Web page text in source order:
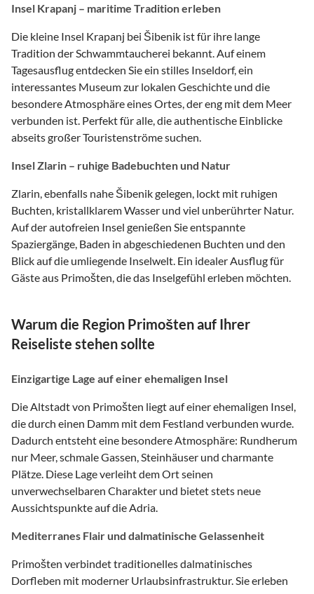
Insel Krapanj – maritime Tradition erleben
Die kleine Insel Krapanj bei Šibenik ist für ihre lange
Tradition der Schwammtaucherei bekannt. Auf einem
Tagesausflug entdecken Sie ein stilles Inseldorf, ein
interessantes Museum zur lokalen Geschichte und die
besondere Atmosphäre eines Ortes, der eng mit dem Meer
verbunden ist. Perfekt für alle, die authentische Einblicke
abseits großer Touristenströme suchen.
Insel Zlarin – ruhige Badebuchten und Natur
Zlarin, ebenfalls nahe Šibenik gelegen, lockt mit ruhigen
Buchten, kristallklarem Wasser und viel unberührter Natur.
Auf der autofreien Insel genießen Sie entspannte
Spaziergänge, Baden in abgeschiedenen Buchten und den
Blick auf die umliegende Inselwelt. Ein idealer Ausflug für
Gäste aus Primošten, die das Inselgefühl erleben möchten.
Warum die Region Primošten auf Ihrer
Reiseliste stehen sollte
Einzigartige Lage auf einer ehemaligen Insel
Die Altstadt von Primošten liegt auf einer ehemaligen Insel,
die durch einen Damm mit dem Festland verbunden wurde.
Dadurch entsteht eine besondere Atmosphäre: Rundherum
nur Meer, schmale Gassen, Steinhäuser und charmante
Plätze. Diese Lage verleiht dem Ort seinen
unverwechselbaren Charakter und bietet stets neue
Aussichtspunkte auf die Adria.
Mediterranes Flair und dalmatinische Gelassenheit
Primošten verbindet traditionelles dalmatinisches
Dorfleben mit moderner Urlaubsinfrastruktur. Sie erleben